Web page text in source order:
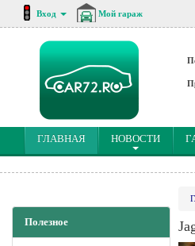
Вход Мой гараж
ГЛАВНАЯ(CURRENT)
НОВОСТИ
Полезное